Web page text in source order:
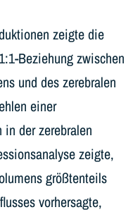
zeigte die
Beziehung zwischen
und des zerebralen
einer
der zerebralen
zeigte,
größtenteils
vorhersagte,